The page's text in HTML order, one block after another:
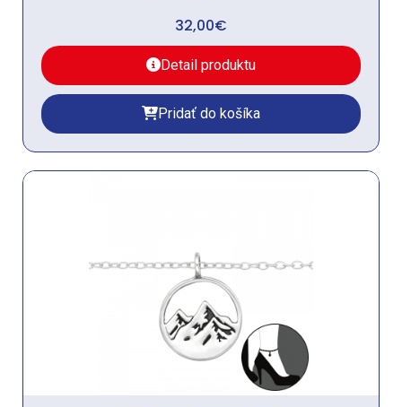
32,00€
Detail produktu
Pridať do košíka